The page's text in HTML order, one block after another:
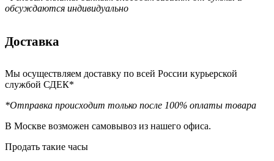
обсуждаются индивидуально
Доставка
Мы осуществляем доставку по всей России курьерской
службой СДЕК*
*Отправка происходит только после 100% оплаты товара
В Москве возможен самовывоз из нашего офиса.
Продать такие часы